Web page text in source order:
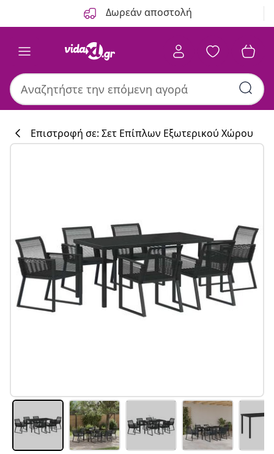
Δωρεάν αποστολή
#sharemevidaxl
Επιστροφή σε: Σετ Επίπλων Εξωτερικού Χώρου